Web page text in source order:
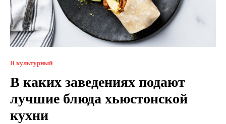
Я культурный
В каких заведениях подают
лучшие блюда хьюстонской
кухни